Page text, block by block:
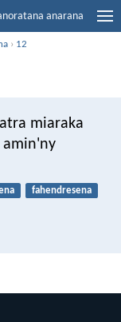
anarana
› 12
miaraka
amin'ny
fahendresena